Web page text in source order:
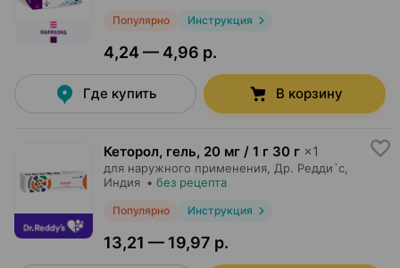
Популярно Инструкция
4,24 — 4,96 р.
Где купить В корзину
Кеторол, гель, 20 мг / 1 г 30 г ×1
для наружного применения, Др. Редди`с
Индия • без рецепта
Популярно Инструкция
13,21 — 19,97 р.